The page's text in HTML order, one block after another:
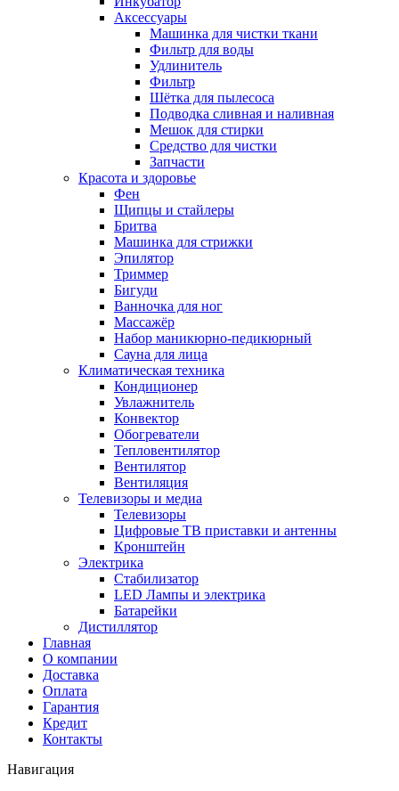
Аксессуары
Машинка для чистки ткани
Фильтр для воды
Удлинитель
Фильтр
Шётка для пылесоса
Подводка сливная и наливная
Мешок для стирки
Средство для чистки
Запчасти
Красота и здоровье
Фен
Щипцы и стайлеры
Бритва
Машинка для стрижки
Эпилятор
Триммер
Бигуди
Ванночка для ног
Массажёр
Набор маникюрно-педикюрный
Сауна для лица
Климатическая техника
Кондиционер
Увлажнитель
Конвектор
Обогреватели
Тепловентилятор
Вентилятор
Вентиляция
Телевизоры и медиа
Телевизоры
Цифровые ТВ приставки и антенны
Кронштейн
Электрика
Стабилизатор
LED Лампы и электрика
Батарейки
Дистиллятор
Главная
О компании
Доставка
Оплата
Гарантия
Кредит
Контакты
Навигация